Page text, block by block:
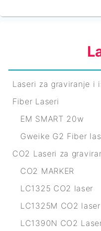
Laseri za graviranje i
Fiber Laseri
EM SMART 20w
Gweike G2 Fiber
CO2 Laseri za
CO2 MARKER
LC1325 CO2 laser
LC1325M CO2 laser
LC1390N CO2